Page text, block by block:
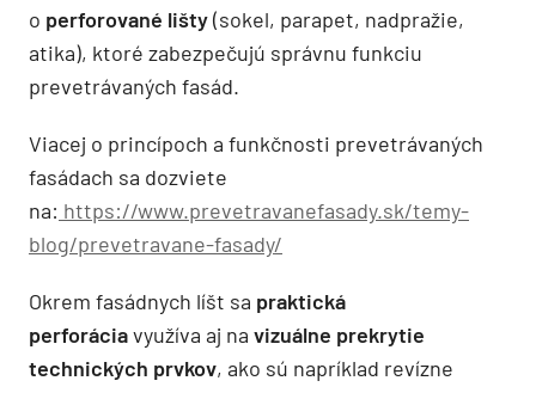
o perforované lišty(sokel, parapet, nadpražie,
atika), ktoré zabezpečujú správnu funkciu
prevetrávaných fasád.
Viacej o princípoch a funkčnosti prevetrávaných
fasádach sa dozviete
na: https://www.prevetravanefasady.sk/temy-
blog/prevetravane-fasady/
Okrem fasádnych líšt sa praktická
perforáciavyužíva aj na vizuálne prekrytie
technických prvkov, ako sú napríklad revízne